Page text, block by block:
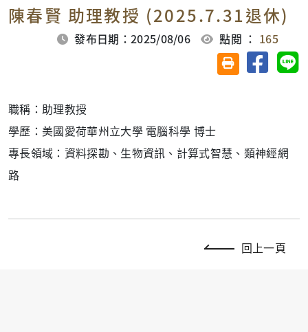
陳春賢 助理教授 (2025.7.31退休)
發布日期：2025/08/06 點閱 ： 165
友善列印(另開視
分享至
職稱：助理教授
學歷：美國愛荷華州立大學 電腦科學 博士
專長領域：資料探勘、生物資訊、計算式智慧、類神經網
路
回上一頁